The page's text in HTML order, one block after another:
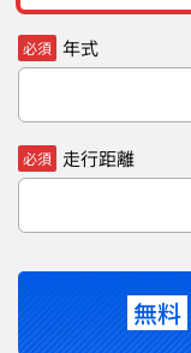
必須 年式
必須 走行距離
無料